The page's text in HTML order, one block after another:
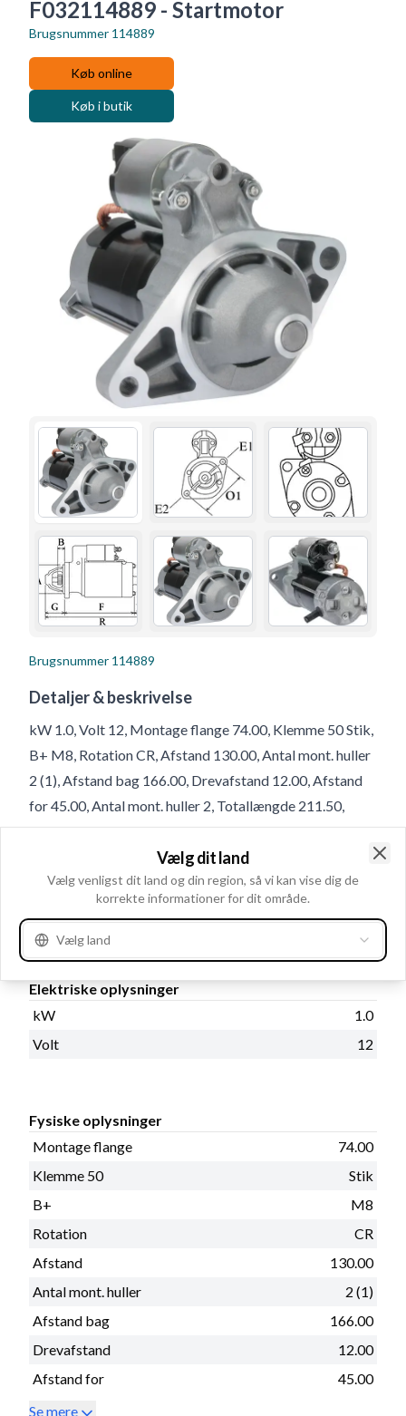
F032114889 - Startmotor
Brugsnummer 114889
Køb online
Køb i butik
Brugsnummer 114889
Detaljer & beskrivelse
kW 1.0, Volt 12, Montage flange 74.00, Klemme 50 Stik,
B+ M8, Rotation CR, Afstand 130.00, Antal mont. huller
2 (1), Afstand bag 166.00, Drevafstand 12.00, Afstand
for 45.00, Antal mont. huller 2, Totallængde 211.50,
Relæ/kulholder plac. 40, Mont. hul 1 11.00, Geartype
GR, Mounting Holes with Thread 1, Antal tænder 9, B+
Placering 60
Produktinformation
Elektriske oplysninger
kW
1.0
Volt
12
Fysiske oplysninger
Montage flange
74.00
Klemme 50
Stik
B+
M8
Rotation
CR
Afstand
130.00
Antal mont. huller
2 (1)
Afstand bag
166.00
Drevafstand
12.00
Afstand for
45.00
Se mere
Vælg dit land
Vælg venligst dit land og din region, så vi kan vise dig de
korrekte informationer for dit område.
Vælg land